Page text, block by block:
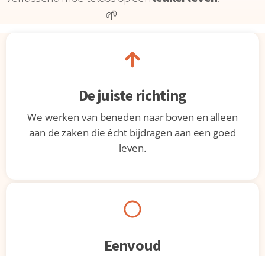
🌱
De juiste richting
We werken van beneden naar boven en alleen
aan de zaken die écht bijdragen aan een goed
leven.
Eenvoud